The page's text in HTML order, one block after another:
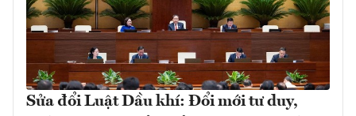
Sửa đổi Luật Dầu khí: Đổi mới tư duy,